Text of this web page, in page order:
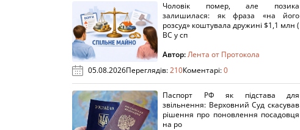
Чоловік помер, але позика
залишилася: як фраза «на його
розсуд» коштувала дружині $1,1 млн (
ВС у сп
Автор:Лента от Протокола
05.08.2026Переглядів:210Коментарі:0
Паспорт РФ як підстава для
звільнення: Верховний Суд скасував
рішення про поновлення посадовця
на ро